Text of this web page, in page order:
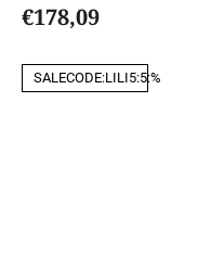
€178,09
SALECODE:LILI5:5:%